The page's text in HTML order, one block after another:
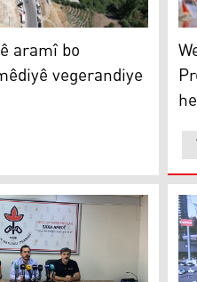
bo havîngehên
aramî bo
vegerandiye